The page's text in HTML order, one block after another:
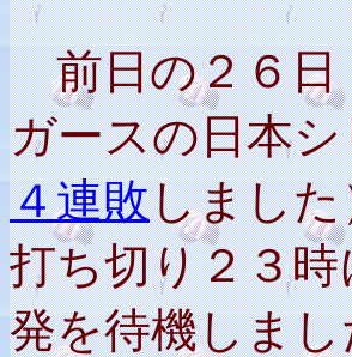
前日の２６日
ガースの日本
４連敗しまし
打ち切り２３
発を待機しま